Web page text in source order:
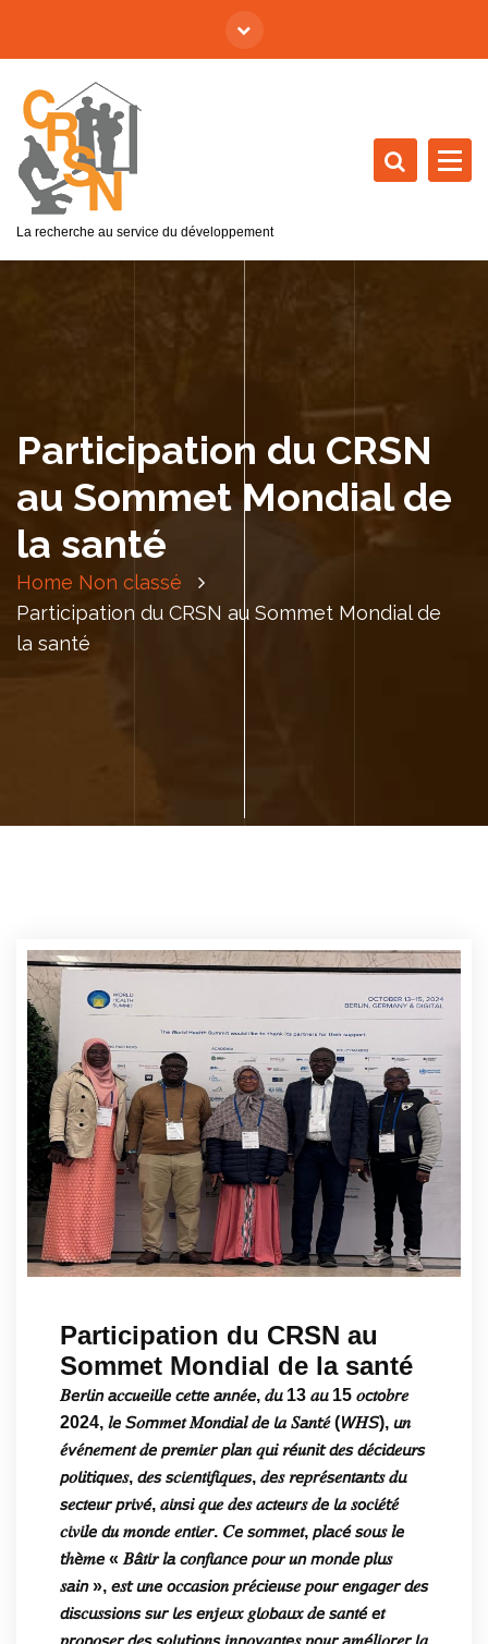
La recherche au service du développement
Participation du CRSN
au Sommet Mondial de
la santé
Home Non classé
Participation du CRSN au Sommet Mondial de
la santé
Participation du CRSN au
Sommet Mondial de la santé
𝐵𝘦𝑟𝘭𝑖𝘯 𝘢𝑐𝘤𝑢𝘦𝑖𝘭𝑙𝘦 𝘤𝑒𝘵𝑡𝘦 𝘢𝑛𝘯𝑒́𝘦, 𝑑𝘶 13 𝑎𝘶 15 𝑜𝘤𝑡𝘰𝑏𝘳𝑒
2024, 𝑙𝘦 𝘚𝑜𝘮𝑚𝘦𝑡 𝑀𝘰𝑛𝘥𝑖𝘢𝑙 𝑑𝘦 𝘭𝑎 𝑆𝘢𝑛𝘵𝑒́ (𝘞𝐻𝘚), 𝘶𝑛
𝑒́𝘷𝑒́𝘯𝑒𝘮𝑒𝘯𝑡 𝑑𝘦 𝘱𝑟𝘦𝑚𝘪𝑒𝘳 𝘱𝑙𝘢𝑛 𝑞𝘶𝑖 𝑟𝘦́𝑢𝘯𝑖𝘵 𝘥𝑒𝘴 𝘥𝑒́𝘤𝑖𝘥𝑒𝘶𝑟𝘴
𝘱𝑜𝘭𝑖𝘵𝑖𝘲𝑢𝘦𝑠, 𝘥𝑒𝘴 𝘴𝑐𝘪𝑒𝘯𝑡𝘪𝑓𝘪𝑞𝘶𝑒𝘴, 𝑑𝘦𝑠 𝑟𝘦𝑝𝘳𝑒́𝘴𝑒𝘯𝑡𝘢𝑛𝘵𝑠 𝑑𝘶
𝘴𝑒𝘤𝑡𝘦𝑢𝘳 𝘱𝑟𝘪𝑣𝘦́, 𝑎𝘪𝑛𝘴𝑖 𝑞𝘶𝑒 𝑑𝘦𝑠 𝑎𝘤𝑡𝘦𝑢𝘳𝑠 𝑑𝘦 𝘭𝑎 𝑠𝘰𝑐𝘪𝑒́𝘵𝑒́
𝑐𝘪𝑣𝘪𝑙𝘦 𝘥𝑢 𝑚𝘰𝑛𝘥𝑒 𝑒𝘯𝑡𝘪𝑒𝘳. 𝐶𝘦 𝘴𝑜𝘮𝑚𝘦𝑡, 𝘱𝑙𝘢𝑐𝘦́ 𝘴𝑜𝘶𝑠 𝑙𝘦
𝘵ℎ𝘦̀𝑚𝘦 « 𝐵𝘢̂𝑡𝘪𝑟 𝑙𝘢 𝘤𝑜𝘯𝑓𝘪𝑎𝘯𝑐𝘦 𝘱𝑜𝘶𝑟 𝑢𝘯 𝘮𝑜𝘯𝑑𝘦 𝘱𝑙𝘶𝑠
𝑠𝘢𝑖𝘯 », 𝘦𝑠𝘵 𝘶𝑛𝘦 𝘰𝑐𝘤𝑎𝘴𝑖𝘰𝑛 𝑝𝘳𝑒́𝘤𝑖𝘦𝑢𝘴𝑒 𝑝𝘰𝑢𝘳 𝘦𝑛𝘨𝑎𝘨𝑒𝘳 𝘥𝑒𝘴
𝘥𝑖𝘴𝑐𝘶𝑠𝘴𝑖𝘰𝑛𝘴 𝘴𝑢𝘳 𝘭𝑒𝘴 𝘦𝑛𝘫𝑒𝘶𝑥 𝑔𝘭𝑜𝘣𝑎𝘶𝑥 𝑑𝘦 𝘴𝑎𝘯𝑡𝘦́ 𝘦𝑡
𝑝𝘳𝑜𝘱𝑜𝘴𝑒𝘳 𝘥𝑒𝘴 𝘴𝑜𝘭𝑢𝘵𝑖𝘰𝑛𝘴 𝘪𝑛𝘯𝑜𝘷𝑎𝘯𝑡𝘦𝑠 𝑝𝘰𝑢𝘳 𝘢𝑚𝘦́𝑙𝘪𝑜𝘳𝑒𝘳 𝘭𝑎